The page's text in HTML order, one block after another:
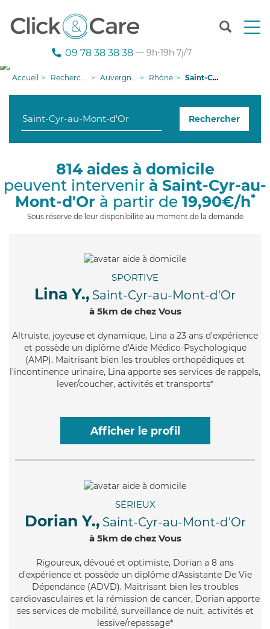
T
n
g
i
o
09 78 38 38 38 — 9h-19h 7j/7
Accueil Recherche aide à domicile Auvergne-Rhône-Alpes Rhône Saint-Cyr-au-Mont-d'Or
Rechercher
814 aides à domicile
peuvent intervenir à Saint-Cyr-au-
Mont-d'Orà partir de 19,90€/h*
Sous réserve de leur disponibilité au moment de la demande
SPORTIVE
Lina Y., Saint-Cyr-au-Mont-d'Or
à 5km de chez Vous
Altruiste, joyeuse et dynamique, Lina a 23 ans d'expérience
et possède un diplôme d'Aide Médico-Psychologique
(AMP). Maitrisant bien les troubles orthopédiques et
l'incontinence urinaire, Lina apporte ses services de rappels,
lever/coucher, activités et transports*
Afficher le profil
SÉRIEUX
Dorian Y., Saint-Cyr-au-Mont-d'Or
à 5km de chez Vous
Rigoureux, dévoué et optimiste, Dorian a 8 ans
d'expérience et possède un diplôme d'Assistante De Vie
Dépendance (ADVD). Maitrisant bien les troubles
cardiovasculaires et la rémission de cancer, Dorian apporte
ses services de mobilité, surveillance de nuit, activités et
lessive/repassage*